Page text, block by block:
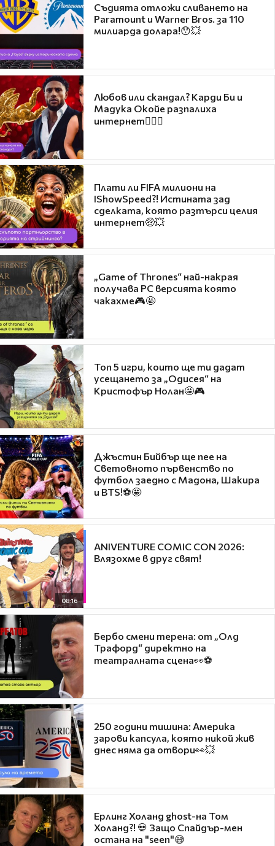
Съдията отложи сливането на
Paramount и Warner Bros. за 110
милиарда долара!😯💥
Любов или скандал? Карди Би и
Мадука Окойе разпалиха
интернет❤️‍🔥🔥
Плати ли FIFA милиони на
IShowSpeed?! Истината зад
сделката, която разтърси целия
интернет🤑💥
„Game of Thrones“ най-накрая
получава PC версията която
чакахме🎮🤩
Топ 5 игри, които ще ти дадат
усещането за „Одисея“ на
Кристофър Нолан🤩🎮
Джъстин Бийбър ще пее на
Световното първенство по
футбол заедно с Мадона, Шакира
и BTS!⚽🤩
08:16
ANIVENTURE COMIC CON 2026:
Влязохме в друг свят!
Бербо смени терена: от „Олд
Трафорд“ директно на
театралната сцена👀⚽
250 години тишина: Америка
зарови капсула, която никой жив
днес няма да отвори👀💥
Ерлинг Холанд ghost-на Том
Холанд?! 💀 Защо Спайдър-мен
остана на "seen"😅